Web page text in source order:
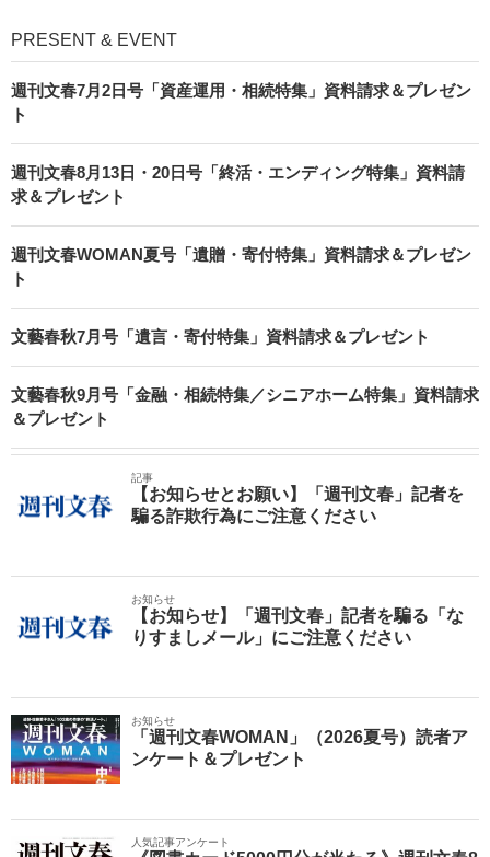
PRESENT & EVENT
週刊文春7月2日号「資産運用・相続特集」資料請求＆プレゼン
ト
週刊文春8月13日・20日号「終活・エンディング特集」資料請
求＆プレゼント
週刊文春WOMAN夏号「遺贈・寄付特集」資料請求＆プレゼン
ト
文藝春秋7月号「遺言・寄付特集」資料請求＆プレゼント
文藝春秋9月号「金融・相続特集／シニアホーム特集」資料請求
＆プレゼント
記事
【お知らせとお願い】「週刊文春」記者を
騙る詐欺行為にご注意ください
お知らせ
【お知らせ】「週刊文春」記者を騙る「な
りすましメール」にご注意ください
お知らせ
「週刊文春WOMAN」（2026夏号）読者ア
ンケート＆プレゼント
人気記事アンケート